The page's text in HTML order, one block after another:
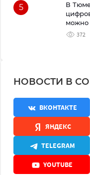
5
В
можно
372
НОВОСТИ В
ВКОНТАКТЕ
ЯНДЕКС
TELEGRAM
YOUTUBE